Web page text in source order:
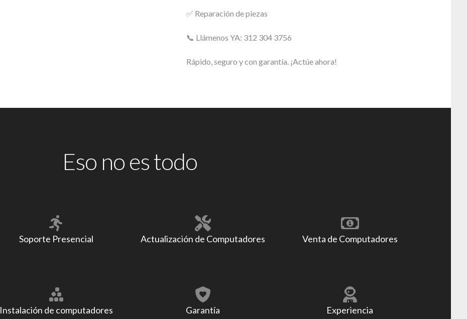
✅ Reparación de piezas
📞 Llámenos YA: 312 304 3756
Rápido, seguro y con garantía. ¡Actúe ahora!
Eso no es todo
Soporte Presencial Actualización de Computadores Venta de Computadores
Instalación de computadores Garantía Experiencia